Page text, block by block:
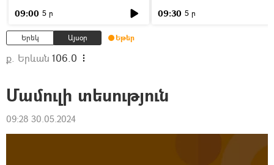
09:00 5 ր 09:30 5 ր
Երեկ Այսօր Եթեր
ք. Երևան 106.0
Մամուլի տեսություն
09:28 30.05.2024